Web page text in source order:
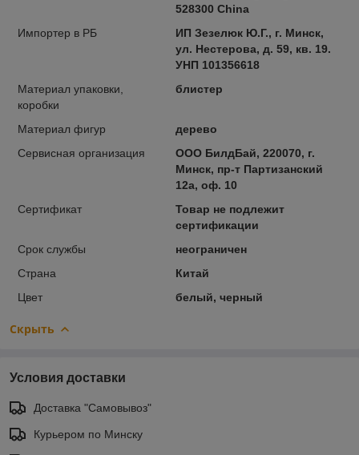
528300 China
Импортер в РБ
ИП Зезелюк Ю.Г., г. Минск,
ул. Нестерова, д. 59, кв. 19.
УНП 101356618
Материал упаковки,
коробки
блистер
Материал фигур
дерево
Сервисная организация
ООО БилдБай, 220070, г.
Минск, пр-т Партизанский
12а, оф. 10
Сертификат
Товар не подлежит
сертификации
Срок службы
неограничен
Страна
Китай
Цвет
белый, черный
Скрыть
Условия доставки
Доставка "Самовывоз"
Курьером по Минску